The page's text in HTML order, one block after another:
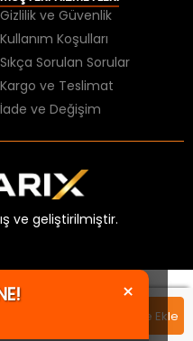
Sepete Ekle
MÜŞTERİ HİZMETLERİ
Gizlilik ve Güvenlik
Kullanım Koşulları
Sıkça Sorulan Sorular
Kargo ve Teslimat
İade ve Değişim